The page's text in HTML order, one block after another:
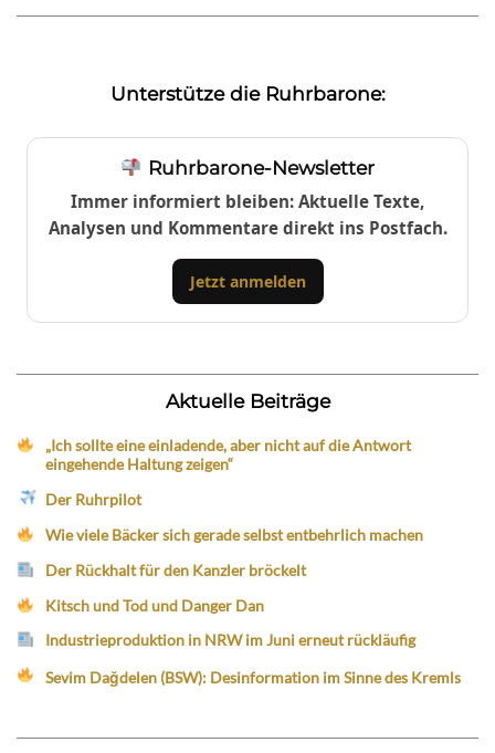
Unterstütze die Ruhrbarone:
Ruhrbarone-Newsletter
Immer informiert bleiben: Aktuelle Texte,
Analysen und Kommentare direkt ins Postfach.
Jetzt anmelden
Aktuelle Beiträge
„Ich sollte eine einladende, aber nicht auf die Antwort
eingehende Haltung zeigen“
Der Ruhrpilot
Wie viele Bäcker sich gerade selbst entbehrlich machen
Der Rückhalt für den Kanzler bröckelt
Kitsch und Tod und Danger Dan
Industrieproduktion in NRW im Juni erneut rückläufig
Sevim Dağdelen (BSW): Desinformation im Sinne des Kremls